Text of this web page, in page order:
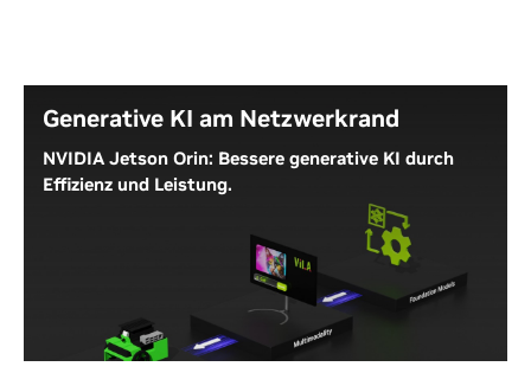
Generative KI am Netzwerkrand
NVIDIA Jetson Orin: Bessere generative KI durch
Effizienz und Leistung.
NVIDIA Jetson Orin Nano Super bietet
außergewöhnliche KI-Rechenleistung, schnelle
Speicherbandbreiten und umfassende
Softwarestacks sowie überragende Energieeffizienz
für die neuesten generativen KI-Anwendungen. Er